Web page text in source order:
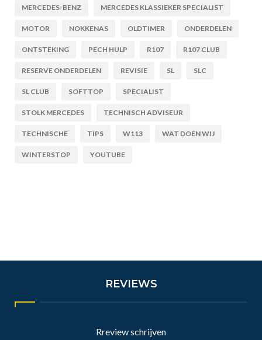
MERCEDES-BENZ MERCEDES KLASSIEKER SPECIALIST
MOTOR NOKKENAS OLDTIMER ONDERDELEN
ONTSTEKING PECH HULP R107 R107 CLUB
RESERVE ONDERDELEN REVISIE SL SLC
SL CLUB SOFTTOP SPECIALIST
STOLK MERCEDES TECHNISCH ADVISEUR
TECHNISCHE TIPS W113 WAT DOEN WIJ
WINTERSTOP YOUTUBE
REVIEWS
Rreview schrijven